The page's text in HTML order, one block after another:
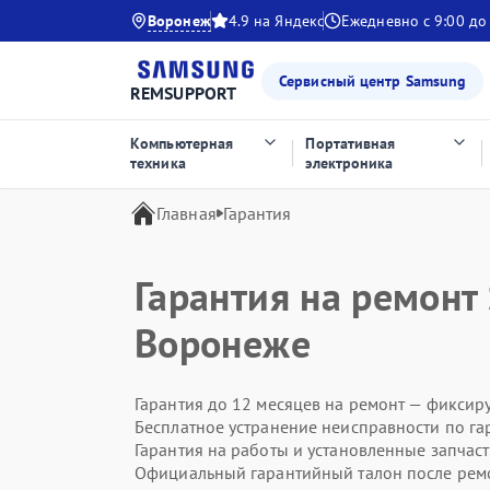
Воронеж 4.9 на Яндекс Ежедневно с 9:00
REMSUPPORT
Сервисный центр Samsung
Компьютерная
техника
Портативная
электроника
Главная Гарантия
Гарантия на
Воронеже
Гарантия до 12 месяцев на ремонт —
Бесплатное устранение неисправности по
Гарантия на работы и установленные
Официальный гарантийный талон после